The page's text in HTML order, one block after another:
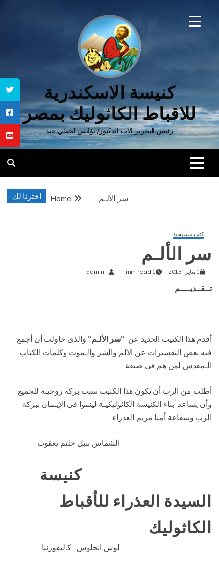
كنيسة الاسكندرية
للاقباط الكاثوليك بمصر
رئيس التحرير الاب الدكتور/ يؤانس لحظي جيد
اخترنا لك Home سر الألـم
كتب مسيحية
سر الألـم
1 يناير, 2013 1 min read
admin
تــقــديــــم
أقدم هذا الكتيب الجديد عن "سر الألـم" والذى حاولت أن أجمع
فيه بعض التفسيرات عن الألم والشر والـموت وكلمات الكتاب
الـمقدس لمن هم فى ضيقة.
أطلب من الرب أن يكون هذا الكتيب سبب بركة روحيـة للجميع
وأن يساعد أبناء الكنيسة الكاثوليكيـة لينموا فى الإيـمان ببركة
الرب وشفاعة أمنا مريم العذراء.
الشماس نبيل حليم يعقوب
كنيسة
السيدة العذراء للأقباط
الكاثوليك
لوس انجلوس- كاليفورنيا